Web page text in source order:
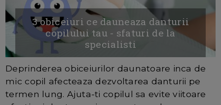
3 obiceiuri ce dauneaza danturii
copilului tau - sfaturi de la
specialisti
Deprinderea obiceiurilor daunatoare inca de
mic copil afecteaza dezvoltarea danturii pe
termen lung. Ajuta-ti copilul sa evite viitoare